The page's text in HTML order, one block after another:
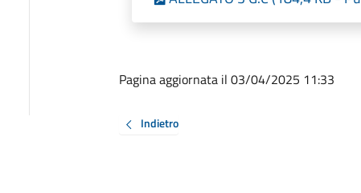
Pagina aggiornata il 03/04/2025 11:33
Indietro